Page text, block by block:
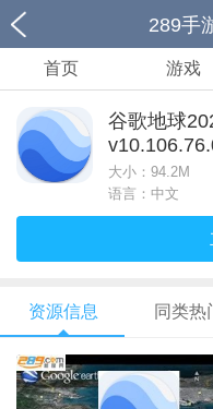
289手
首页 游戏
谷歌地球
大小： 94.2M
语言：中文
资源信息 同类热